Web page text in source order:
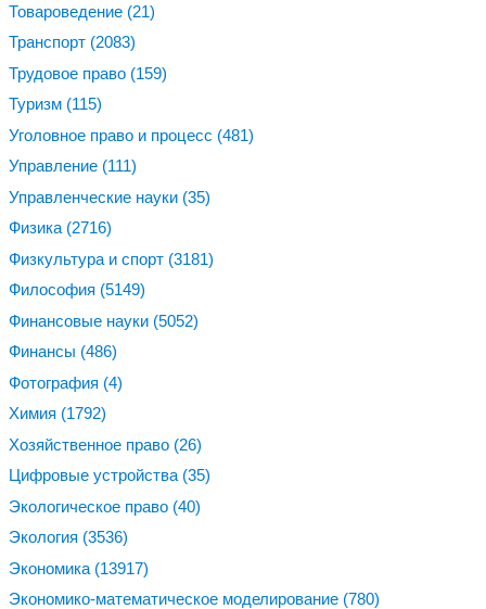
Товароведение (21)
Транспорт (2083)
Трудовое право (159)
Туризм (115)
Уголовное право и процесс (481)
Управление (111)
Управленческие науки (35)
Физика (2716)
Физкультура и спорт (3181)
Философия (5149)
Финансовые науки (5052)
Финансы (486)
Фотография (4)
Химия (1792)
Хозяйственное право (26)
Цифровые устройства (35)
Экологическое право (40)
Экология (3536)
Экономика (13917)
Экономико-математическое моделирование (780)